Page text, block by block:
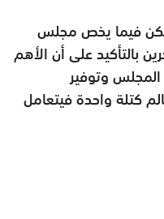
لكن فيما يخص مجلس
بالتأكيد على أن الأهم
وتوفير
كتلة واحدة فيتعامل